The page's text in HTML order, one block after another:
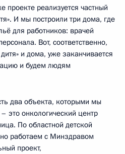
проекте реализуется частный
И мы построили три дома, где
для работников: врачей
Вот, соответственно,
и дома, уже заканчивается
и будем людям
два объекта, которыми мы
это онкологический центр
По областной детской
работаем с Минздравом
проект,